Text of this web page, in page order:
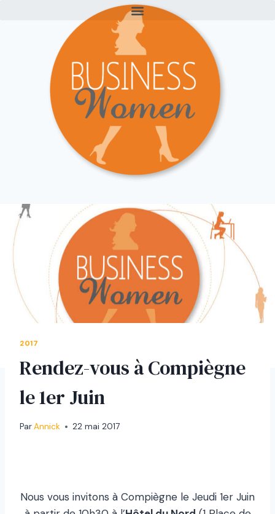
2017
Rendez-vous à Compiègne
le 1er Juin
ParAnnick 22 mai 2017
Nous vous invitons à Compiègne le Jeudi 1er Juin